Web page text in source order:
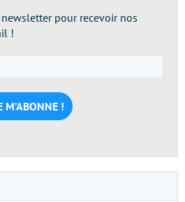
pour recevoir nos
!
e-
mail
*